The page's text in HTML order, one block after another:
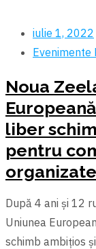
iulie 1, 2022
Evenimente
Noua
liber
pentru
După 4 ani şi 12
Uniunea
schimb ambițios